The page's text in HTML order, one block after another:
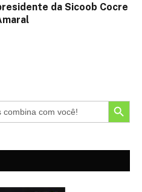
da Sicoob Cocre
SEARCH BUTTON